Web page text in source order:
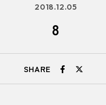
2018.12.05
8
SHARE